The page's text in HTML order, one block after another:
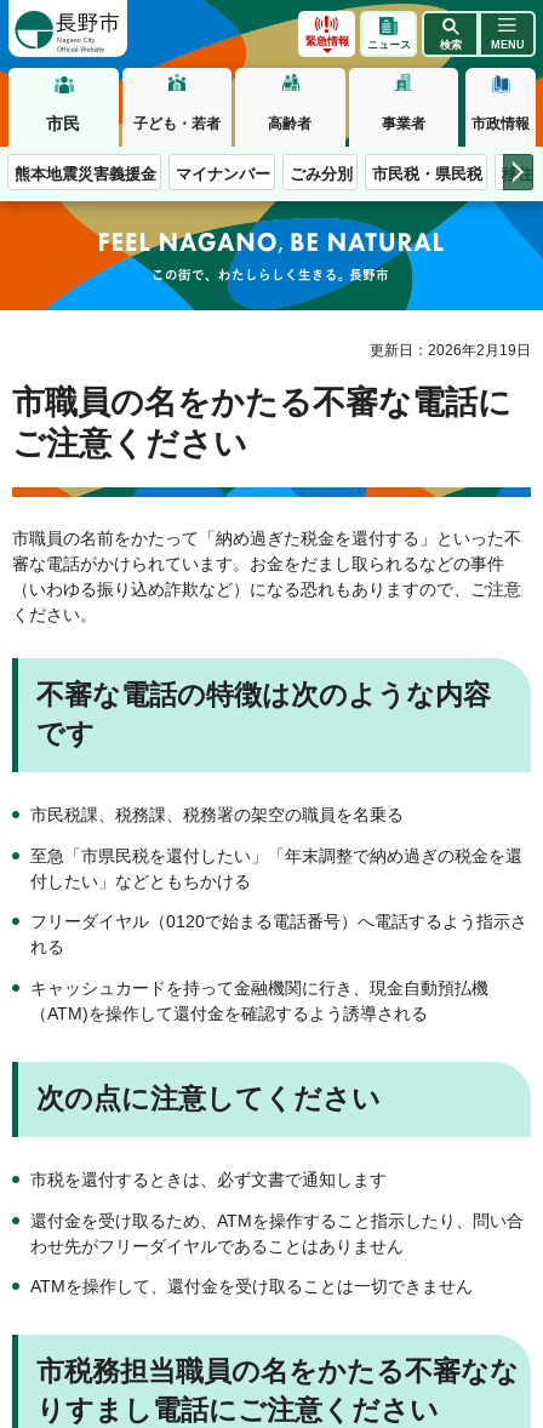
緊急情報 ニュース 検索 MENU
市民 子ども・若者 高齢者 事業者 市政情報
熊本地震災害義援金 マイナンバー ごみ分別 市民税・県民税 移住
この街で、わたしらしく生きる。長野市
更新日：2026年2月19日
市職員の名をかたる不審な電話に
ご注意ください
市職員の名前をかたって「納め過ぎた税金を還付する」といった不
審な電話がかけられています。お金をだまし取られるなどの事件
（いわゆる振り込め詐欺など）になる恐れもありますので、ご注意
ください。
不審な電話の特徴は次のような内容
です
市民税課、税務課、税務署の架空の職員を名乗る
至急「市県民税を還付したい」「年末調整で納め過ぎの税金を還
付したい」などともちかける
フリーダイヤル（0120で始まる電話番号）へ電話するよう指示さ
れる
キャッシュカードを持って金融機関に行き、現金自動預払機
（ATM)を操作して還付金を確認するよう誘導される
次の点に注意してください
市税を還付するときは、必ず文書で通知します
還付金を受け取るため、ATMを操作すること指示したり、問い合
わせ先がフリーダイヤルであることはありません
ATMを操作して、還付金を受け取ることは一切できません
市税務担当職員の名をかたる不審なな
りすまし電話にご注意ください